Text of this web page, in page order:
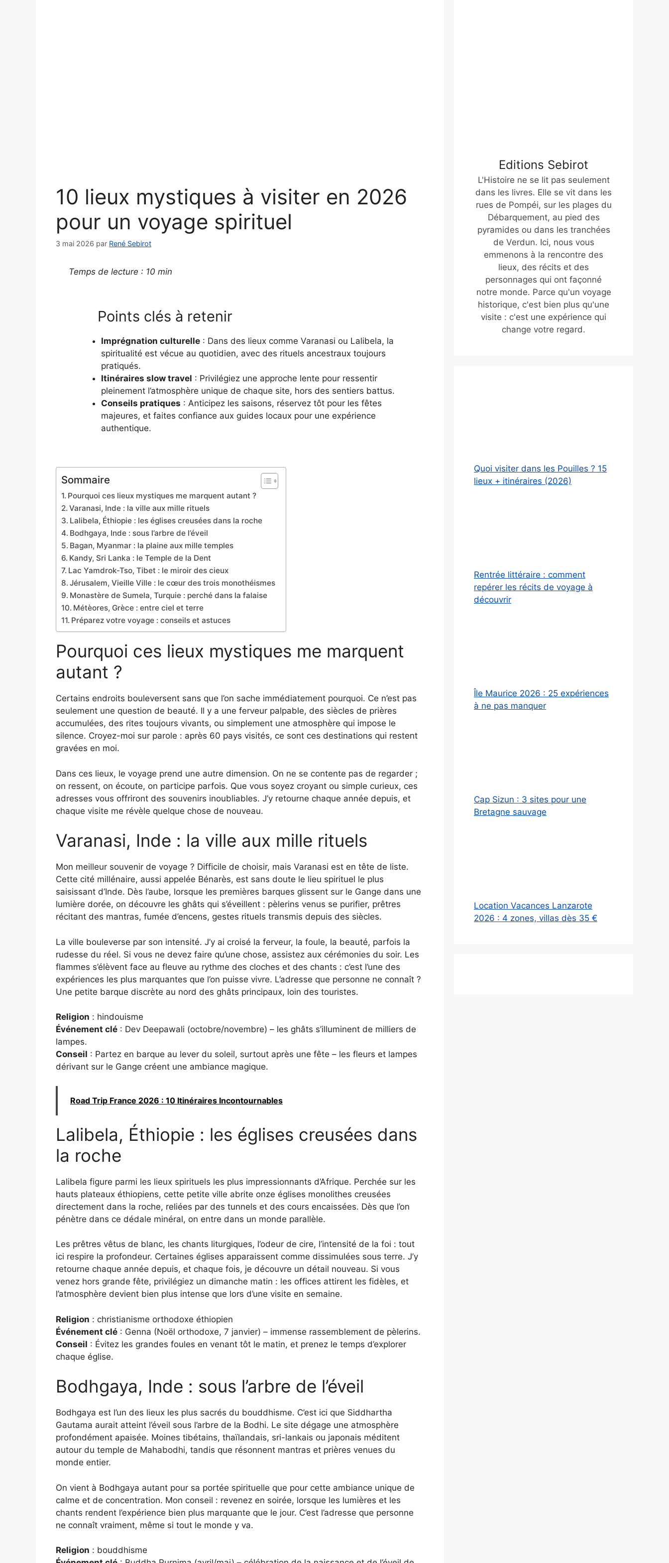
10 lieux mystiques à visiter en 2026
pour un voyage spirituel
3 mai 2026 par René Sebirot
Temps de lecture : 10 min
Points clés à retenir
Imprégnation culturelle : Dans des lieux comme Varanasi ou Lalibela, la
spiritualité est vécue au quotidien, avec des rituels ancestraux toujours
pratiqués.
Itinéraires slow travel : Privilégiez une approche lente pour ressentir
pleinement l’atmosphère unique de chaque site, hors des sentiers battus.
Conseils pratiques : Anticipez les saisons, réservez tôt pour les fêtes
majeures, et faites confiance aux guides locaux pour une expérience
authentique.
Sommaire
Pourquoi ces lieux mystiques me marquent autant ?
Varanasi, Inde : la ville aux mille rituels
Lalibela, Éthiopie : les églises creusées dans la roche
Bodhgaya, Inde : sous l’arbre de l’éveil
Bagan, Myanmar : la plaine aux mille temples
Kandy, Sri Lanka : le Temple de la Dent
Lac Yamdrok-Tso, Tibet : le miroir des cieux
Jérusalem, Vieille Ville : le cœur des trois monothéismes
Monastère de Sumela, Turquie : perché dans la falaise
Métèores, Grèce : entre ciel et terre
Préparez votre voyage : conseils et astuces
Pourquoi ces lieux mystiques me marquent
autant ?
Certains endroits bouleversent sans que l’on sache immédiatement pourquoi. Ce n’est pas
seulement une question de beauté. Il y a une ferveur palpable, des siècles de prières
accumulées, des rites toujours vivants, ou simplement une atmosphère qui impose le
silence. Croyez-moi sur parole : après 60 pays visités, ce sont ces destinations qui restent
gravées en moi.
Dans ces lieux, le voyage prend une autre dimension. On ne se contente pas de regarder ;
on ressent, on écoute, on participe parfois. Que vous soyez croyant ou simple curieux, ces
adresses vous offriront des souvenirs inoubliables. J’y retourne chaque année depuis, et
chaque visite me révèle quelque chose de nouveau.
Varanasi, Inde : la ville aux mille rituels
Mon meilleur souvenir de voyage ? Difficile de choisir, mais Varanasi est en tête de liste.
Cette cité millénaire, aussi appelée Bénarès, est sans doute le lieu spirituel le plus
saisissant d’Inde. Dès l’aube, lorsque les premières barques glissent sur le Gange dans une
lumière dorée, on découvre les ghâts qui s’éveillent : pèlerins venus se purifier, prêtres
récitant des mantras, fumée d’encens, gestes rituels transmis depuis des siècles.
La ville bouleverse par son intensité. J’y ai croisé la ferveur, la foule, la beauté, parfois la
rudesse du réel. Si vous ne devez faire qu’une chose, assistez aux cérémonies du soir. Les
flammes s’élèvent face au fleuve au rythme des cloches et des chants : c’est l’une des
expériences les plus marquantes que l’on puisse vivre. L’adresse que personne ne connaît ?
Une petite barque discrète au nord des ghâts principaux, loin des touristes.
Religion : hindouisme
Événement clé : Dev Deepawali (octobre/novembre) – les ghâts s’illuminent de milliers de
lampes.
Conseil : Partez en barque au lever du soleil, surtout après une fête – les fleurs et lampes
dérivant sur le Gange créent une ambiance magique.
Road Trip France 2026 : 10 Itinéraires Incontournables
Lalibela, Éthiopie : les églises creusées dans
la roche
Lalibela figure parmi les lieux spirituels les plus impressionnants d’Afrique. Perchée sur les
hauts plateaux éthiopiens, cette petite ville abrite onze églises monolithes creusées
directement dans la roche, reliées par des tunnels et des cours encaissées. Dès que l’on
pénètre dans ce dédale minéral, on entre dans un monde parallèle.
Les prêtres vêtus de blanc, les chants liturgiques, l’odeur de cire, l’intensité de la foi : tout
ici respire la profondeur. Certaines églises apparaissent comme dissimulées sous terre. J’y
retourne chaque année depuis, et chaque fois, je découvre un détail nouveau. Si vous
venez hors grande fête, privilégiez un dimanche matin : les offices attirent les fidèles, et
l’atmosphère devient bien plus intense que lors d’une visite en semaine.
Religion : christianisme orthodoxe éthiopien
Événement clé : Genna (Noël orthodoxe, 7 janvier) – immense rassemblement de pèlerins.
Conseil : Évitez les grandes foules en venant tôt le matin, et prenez le temps d’explorer
chaque église.
Bodhgaya, Inde : sous l’arbre de l’éveil
Bodhgaya est l’un des lieux les plus sacrés du bouddhisme. C’est ici que Siddhartha
Gautama aurait atteint l’éveil sous l’arbre de la Bodhi. Le site dégage une atmosphère
profondément apaisée. Moines tibétains, thaïlandais, sri-lankais ou japonais méditent
autour du temple de Mahabodhi, tandis que résonnent mantras et prières venues du
monde entier.
On vient à Bodhgaya autant pour sa portée spirituelle que pour cette ambiance unique de
calme et de concentration. Mon conseil : revenez en soirée, lorsque les lumières et les
chants rendent l’expérience bien plus marquante que le jour. C’est l’adresse que personne
ne connaît vraiment, même si tout le monde y va.
Religion : bouddhisme
Editions Sebirot
L'Histoire ne se lit pas seulement
dans les livres. Elle se vit dans les
rues de Pompéi, sur les plages du
Débarquement, au pied des
pyramides ou dans les tranchées
de Verdun. Ici, nous vous
emmenons à la rencontre des
lieux, des récits et des
personnages qui ont façonné
notre monde. Parce qu'un voyage
historique, c'est bien plus qu'une
visite : c'est une expérience qui
change votre regard.
Quoi visiter dans les Pouilles ? 15
lieux + itinéraires (2026)
Rentrée littéraire : comment
repérer les récits de voyage à
découvrir
Île Maurice 2026 : 25 expériences
à ne pas manquer
Cap Sizun : 3 sites pour une
Bretagne sauvage
Location Vacances Lanzarote
2026 : 4 zones, villas dès 35 €